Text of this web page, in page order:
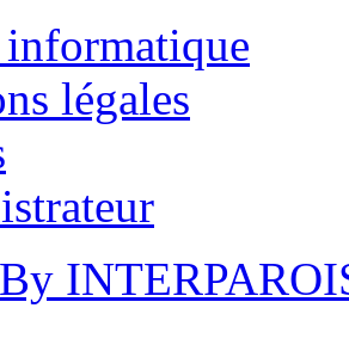
informatique
légales